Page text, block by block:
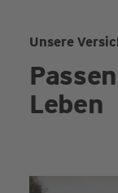
Unsere
Leben